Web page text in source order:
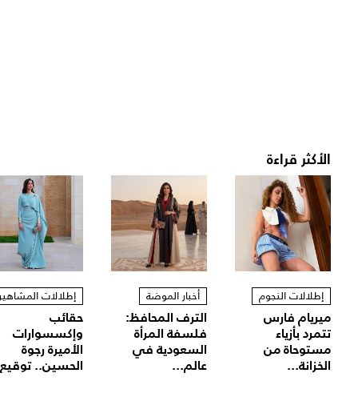
الأكثر قراءة
إطلالات النجوم
ميريام فارس
تتمرد بأزياء
مستوحاة من
الخزانة...
أخبار الموضة
الترف المحافظ:
فلسفة المرأة
السعودية في
عالم...
إطلالات
حقائب
وإكسسوارات
الأميرة رجوة
الحسين..